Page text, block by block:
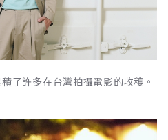
了許多在台灣拍攝電影的收穫。